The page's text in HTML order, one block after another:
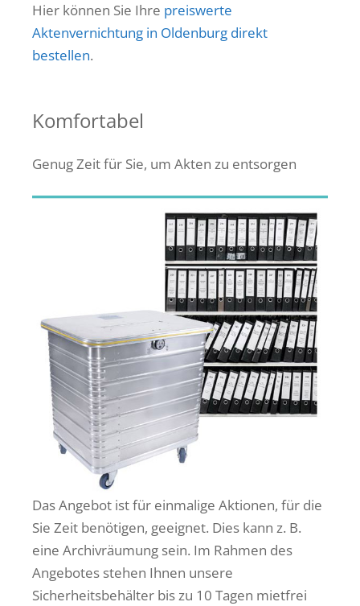
Hier können Sie Ihre preiswerte
Aktenvernichtung in Oldenburg direkt
bestellen.
Komfortabel
Genug Zeit für Sie, um Akten zu entsorgen
Das Angebot ist für einmalige Aktionen, für die
Sie Zeit benötigen, geeignet. Dies kann z. B.
eine Archivräumung sein. Im Rahmen des
Angebotes stehen Ihnen unsere
Sicherheitsbehälter bis zu 10 Tagen mietfrei